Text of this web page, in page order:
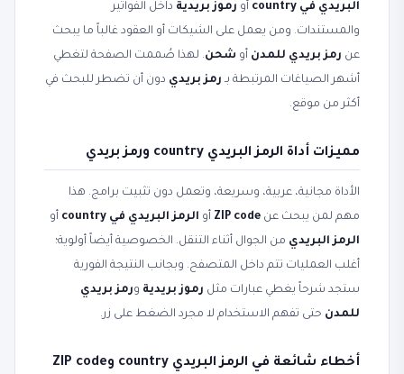
البريدي في country
أو رموز بريدية داخل الفواتير
والمستندات. ومن يعمل على الشيكات أو العقود غالباً ما يبحث
عن رمز بريدي للمدن أو شحن. لهذا صُممت الصفحة لتغطي
أشهر الصياغات المرتبطة بـ رمز بريدي دون أن تضطر للبحث في
أكثر من موقع.
مميزات أداة الرمز البريدي country ورمز بريدي
الأداة مجانية، عربية، وسريعة، وتعمل دون تثبيت برامج. هذا
مهم لمن يبحث عن ZIP code أو الرمز البريدي في country
أو
الرمز البريدي من الجوال أثناء التنقل. الخصوصية أيضاً أولوية؛
أغلب العمليات تتم داخل المتصفح. وبجانب النتيجة الفورية
ستجد شرحاً يغطي عبارات مثل رموز بريدية ورمز بريدي
للمدن حتى تفهم الاستخدام لا مجرد الضغط على زر.
أخطاء شائعة في الرمز البريدي country وZIP code